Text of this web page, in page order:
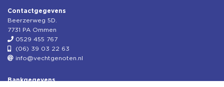
Contactgegevens
Beerzerweg 5D.
7731 PA Ommen
0529 455 767
(06) 39 03 22 63
info@vechtgenoten.nl
Bankgegevens